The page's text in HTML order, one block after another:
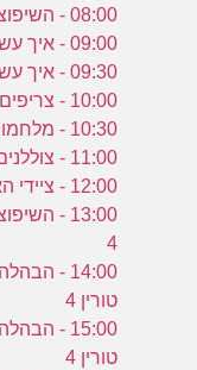
08:00 - השיפוצניקים 11 - פרק 15
09:00 - איך עשו את זה? 23 - פרק 14
09:30 - איך עשו את זה? 22 - פרק 3
10:00 - צריפים ומציאות - פרק 20
10:30 - מלחמות המטען 2 - פרק 2
11:00 - צוללנים בעקבות זהב 10 - פרק 16
12:00 - ציידי האוצרות 12 - פרק 13
4
14:00 -
טורין 4
15:00 -
טורין 4